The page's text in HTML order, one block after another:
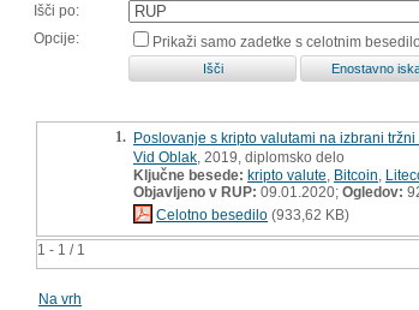
Išči po:
Opcije:
Prikaži samo zadetke s celotnim
1 - 1 / 1
1. Poslovanje s kripto valutami na izbrani
Vid Oblak , 2019, diplomsko delo
Ključne besede: kripto valute Bitcoin
Objavljeno v RUP: 09.01.2020; Ogledov:
Celotno besedilo (933,62 KB)
Na vrh